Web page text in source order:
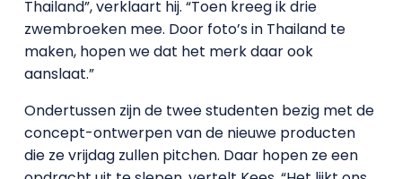
Thailand”, verklaart hij. “Toen kreeg ik drie
zwembroeken mee. Door foto’s in Thailand te
maken, hopen we dat het merk daar ook
aanslaat.”
Ondertussen zijn de twee studenten bezig met de
concept-ontwerpen van de nieuwe producten
die ze vrijdag zullen pitchen. Daar hopen ze een